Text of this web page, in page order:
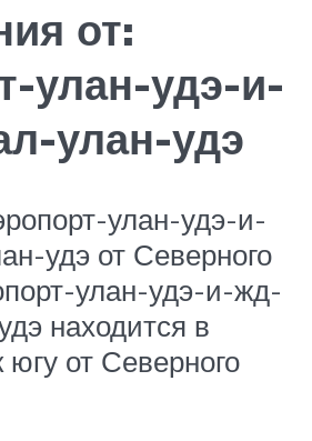
от:
улан-удэ-и-
улан-удэ
улан-удэ-и-
удэ от Северного
улан-удэ-и-жд-
находится в
от Северного